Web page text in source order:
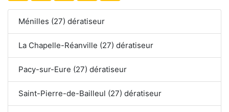
Ménilles (27) dératiseur
La Chapelle-Réanville (27) dératiseur
Pacy-sur-Eure (27) dératiseur
Saint-Pierre-de-Bailleul (27) dératiseur